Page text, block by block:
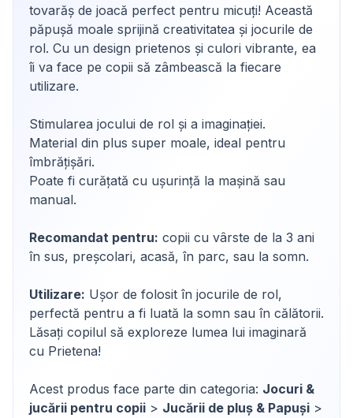
tovarăș de joacă perfect pentru micuți! Această
păpușă moale sprijină creativitatea și jocurile de
rol. Cu un design prietenos și culori vibrante, ea
îi va face pe copii să zâmbească la fiecare
utilizare.
Stimularea jocului de rol și a imaginației.
Material din plus super moale, ideal pentru
îmbrățișări.
Poate fi curățată cu ușurință la mașină sau
manual.
Recomandat pentru: copii cu vârste de la 3 ani
în sus, preșcolari, acasă, în parc, sau la somn.
Utilizare: Ușor de folosit în jocurile de rol,
perfectă pentru a fi luată la somn sau în călătorii.
Lăsați copilul să exploreze lumea lui imaginară
cu Prietena!
Acest produs face parte din categoria: Jocuri &
jucării pentru copii > Jucării de pluș & Papuși >